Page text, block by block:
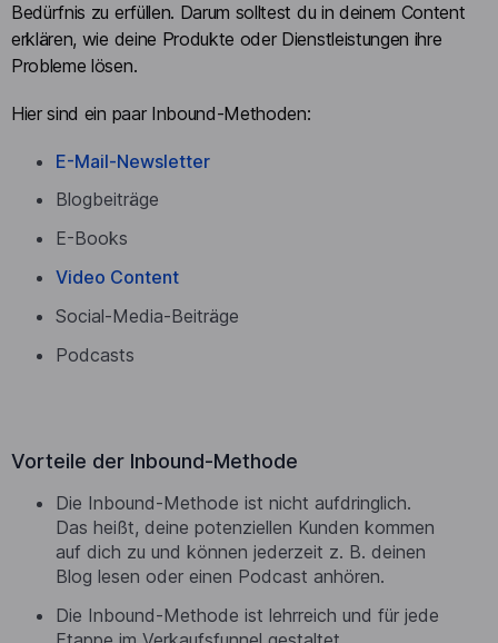
Bedürfnis zu erfüllen. Darum solltest du in deinem Content
erklären, wie deine Produkte oder Dienstleistungen ihre
Probleme lösen.
Hier sind ein paar Inbound-Methoden:
E-Mail-Newsletter
Blogbeiträge
E-Books
Video Content
Social-Media-Beiträge
Podcasts
Vorteile der Inbound-Methode
Die Inbound-Methode ist nicht aufdringlich.
Das heißt, deine potenziellen Kunden kommen
auf dich zu und können jederzeit z. B. deinen
Blog lesen oder einen Podcast anhören.
Die Inbound-Methode ist lehrreich und für jede